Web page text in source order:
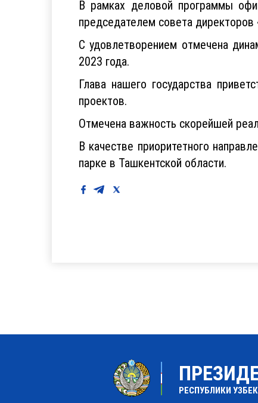
В рамках деловой программы
председателем совета
С удовлетворением отмечена
2023 года.
Глава нашего государства
проектов.
Отмечена важность скорейшей
В качестве приоритетного
парке в Ташкентской области.
РЕСПУБЛИКИ